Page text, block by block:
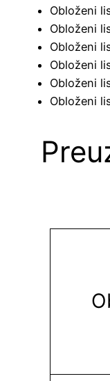
Obloženi
Obloženi
Obloženi
Obloženi
Obloženi
Obloženi